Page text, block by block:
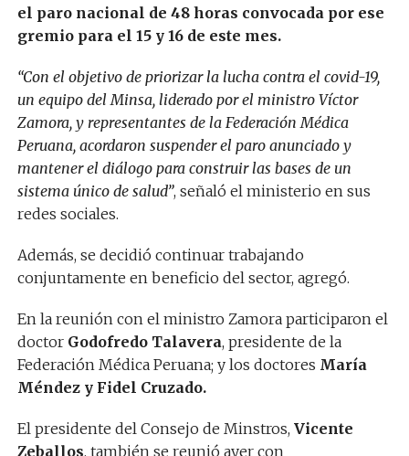
el paro nacional de 48 horas convocada por ese
gremio para el 15 y 16 de este mes.
“Con el objetivo de priorizar la lucha contra el covid-19,
un equipo del Minsa, liderado por el ministro Víctor
Zamora, y representantes de la Federación Médica
Peruana, acordaron suspender el paro anunciado y
mantener el diálogo para construir las bases de un
sistema único de salud”, señaló el ministerio en sus
redes sociales.
Además, se decidió continuar trabajando
conjuntamente en beneficio del sector, agregó.
En la reunión con el ministro Zamora participaron el
doctorGodofredo Talavera, presidente de la
Federación Médica Peruana; y los doctores María
Méndez y Fidel Cruzado.
El presidente del Consejo de Minstros, Vicente
Zeballos, también se reunió ayer con